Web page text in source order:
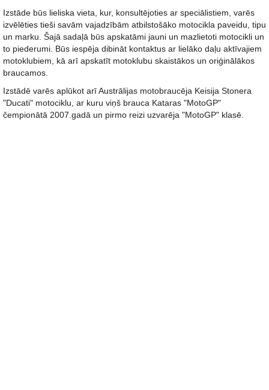
Izstāde būs lieliska vieta, kur, konsultējoties ar speciālistiem, varēs
izvēlēties tieši savām vajadzībām atbilstošāko motocikla paveidu, tipu
un marku. Šajā sadaļā būs apskatāmi jauni un mazlietoti motocikli un
to piederumi. Būs iespēja dibināt kontaktus ar lielāko daļu aktīvajiem
motoklubiem, kā arī apskatīt motoklubu skaistākos un oriģinālākos
braucamos.
Izstādē varēs aplūkot arī Austrālijas motobraucēja Keisija Stonera
"Ducati" motociklu, ar kuru viņš brauca Kataras "MotoGP"
čempionātā 2007.gadā un pirmo reizi uzvarēja "MotoGP" klasē.